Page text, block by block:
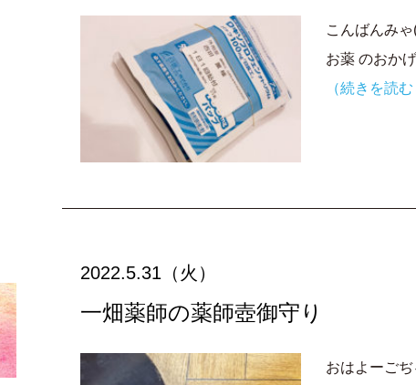
こんばんみ
お薬 のおか
（続きを読
2022.5.31（火）
一畑薬師の薬師壺御守り
おはよーご